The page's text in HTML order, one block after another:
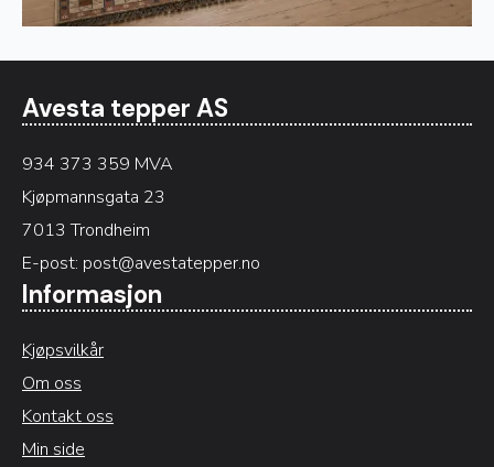
Avesta tepper AS
934 373 359 MVA
Kjøpmannsgata 23
7013 Trondheim
E-post: post@avestatepper.no
Informasjon
Kjøpsvilkår
Om oss
Kontakt oss
Min side